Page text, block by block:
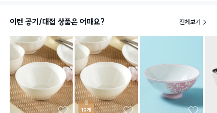
이런 공기/대접 상품은 어때요? 전체보기
10개